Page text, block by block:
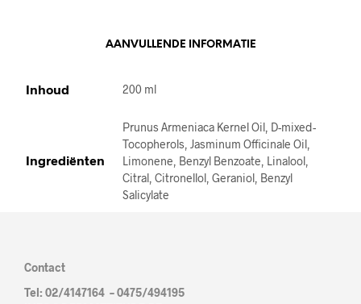
AANVULLENDE INFORMATIE
Inhoud 200 ml
Ingrediënten
Prunus Armeniaca Kernel Oil, D-mixed-
Tocopherols, Jasminum Officinale Oil,
Limonene, Benzyl Benzoate, Linalool,
Citral, Citronellol, Geraniol, Benzyl
Salicylate
Contact
Tel: 02/4147164 – 0475/494195